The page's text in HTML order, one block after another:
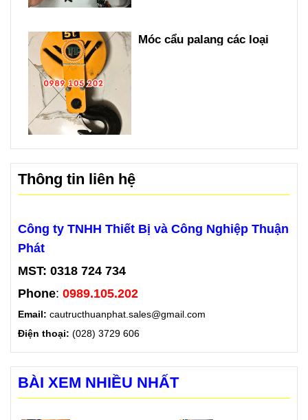
Móc cẩu palang các loại
Thông tin liên hệ
Công ty TNHH Thiết Bị và Công Nghiệp Thuận
Phát
MST: 0318 724 734
Phone: 0989.105.202
Email: cautructhuanphat.sales@gmail.com
Điện thoại: (028) 3729 606
BÀI XEM NHIỀU NHẤT